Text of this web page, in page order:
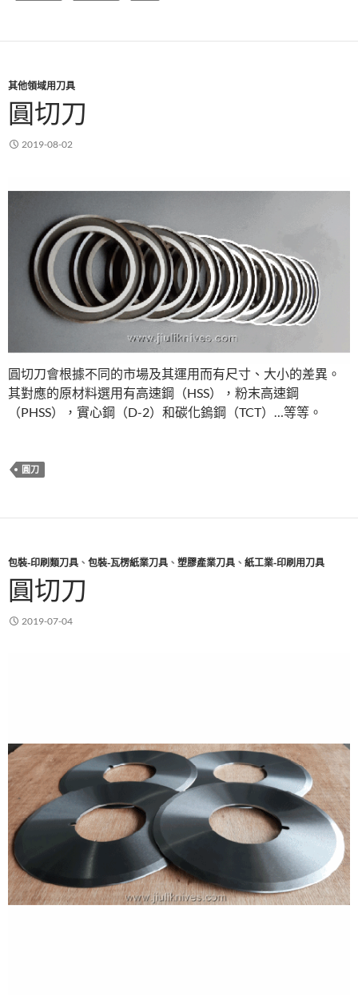
其他領域用刀具
圓切刀
2019-08-02
圓切刀會根據不同的市場及其運用而有尺寸、大小的差異。
其對應的原材料選用有高速鋼（HSS），粉末高速鋼
（PHSS），實心鋼（D-2）和碳化鎢鋼（TCT）…等等。
圓刀
包裝-印刷類刀具 、 包裝-瓦楞紙業刀具 、 塑膠產業刀具 、 紙工業-印刷用刀具
圓切刀
2019-07-04